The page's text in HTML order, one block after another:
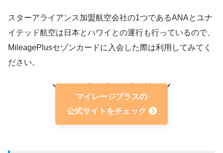
海外キャッシング 対応
海外手数料 2.0％
スターアライアンス加盟航空会社の1つであるANAとユナ
イテッド航空は日本とハワイとの運行も行っているので、
MileagePlusセゾンカードに入会した際は利用してみてく
ださい。
マイレージプラスの
公式サイトをチェック